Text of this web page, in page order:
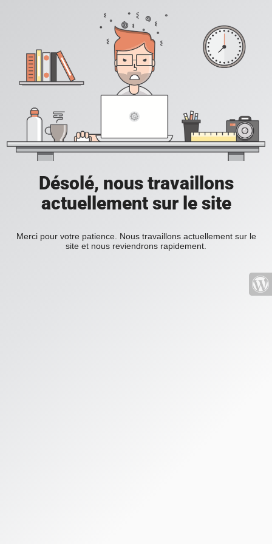
Désolé, nous travaillons
actuellement sur le site
Merci pour votre patience. Nous travaillons actuellement sur le
site et nous reviendrons rapidement.